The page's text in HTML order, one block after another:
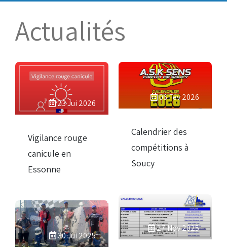
Actualités
23 Jui 2026
Vigilance rouge
canicule en
Essonne
06 Fév 2026
Calendrier des
compétitions à
Soucy
27 Nov 2025
30 Jui 2025
Bénévoles
Les 50 ans du club
Dons aux associations
Accès au circuit
Horaires d'ouverture
Equipements Vidéo
Droits de piste